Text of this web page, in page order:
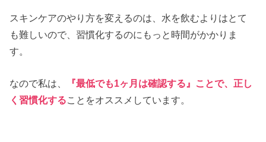
スキンケアのやり方を変えるのは、水を飲むよりはとて
も難しいので、習慣化するのにもっと時間がかかりま
す。
なので私は、
『最低でも1ヶ月は確認する』ことで、正し
く習慣化することをオススメしています。